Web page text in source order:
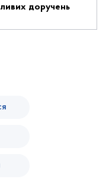
доручень